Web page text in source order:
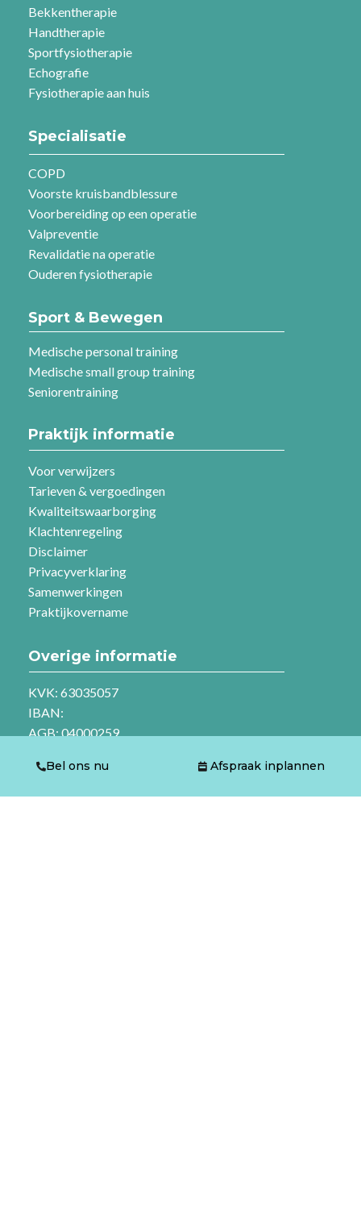
Bekkentherapie
Handtherapie
Sportfysiotherapie
Echografie
Fysiotherapie aan huis
Specialisatie
COPD
Voorste kruisbandblessure
Voorbereiding op een operatie
Valpreventie
Revalidatie na operatie
Ouderen fysiotherapie
Sport & Bewegen
Medische personal training
Medische small group training
Seniorentraining
Praktijk informatie
Voor verwijzers
Tarieven & vergoedingen
Kwaliteitswaarborging
Klachtenregeling
Disclaimer
Privacyverklaring
Samenwerkingen
Praktijkovername
Overige informatie
KVK: 63035057
IBAN:
AGB: 04000259
Bel ons nu Afspraak inplannen